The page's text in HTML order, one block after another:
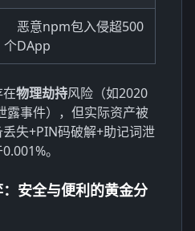
恶意npm包入侵超500
个DApp
物理劫持风险（如2020
事件），但实际资产被
失+PIN码破解+助记词泄
。
安全与便利的黄金分